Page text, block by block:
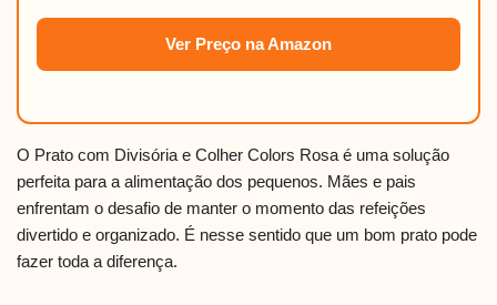
Ver Preço na Amazon
O Prato com Divisória e Colher Colors Rosa é uma solução
perfeita para a alimentação dos pequenos. Mães e pais
enfrentam o desafio de manter o momento das refeições
divertido e organizado. É nesse sentido que um bom prato pode
fazer toda a diferença.